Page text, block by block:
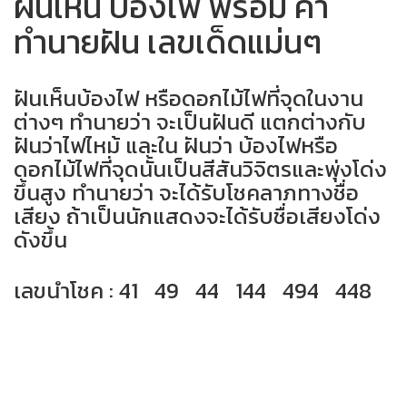
ทำนายฝัน เลขเด็ดแม่นๆ
ฝันเห็นบ้องไฟ หรือดอกไม้ไฟที่จุดในงาน
ต่างๆ ทำนายว่า จะเป็นฝันดี แตกต่างกับ
ฝันว่าไฟไหม้ และใน ฝันว่า บ้องไฟหรือ
ดอกไม้ไฟที่จุดนั้นเป็นสีสันวิจิตรและพุ่งโด่ง
ขึ้นสูง ทำนายว่า จะได้รับโชคลาภทางชื่อ
เสียง ถ้าเป็นนักแสดงจะได้รับชื่อเสียงโด่ง
ดังขึ้น
เลขนำโชค : 41 49 44 144 494 448